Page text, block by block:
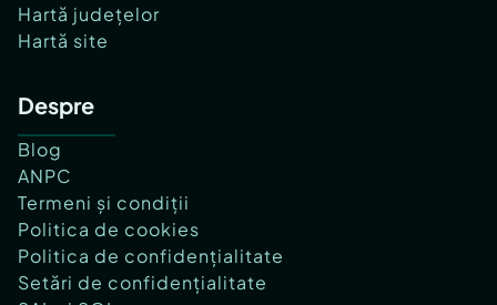
Hartă județelor
Hartă site
Despre
Blog
ANPC
Termeni și condiții
Politica de cookies
Politica de confidențialitate
Setări de confidențialitate